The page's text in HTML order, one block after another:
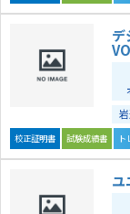
デ
校正証明書 試験成績書 ト
ユ